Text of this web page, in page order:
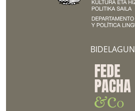
BIDELAGUN